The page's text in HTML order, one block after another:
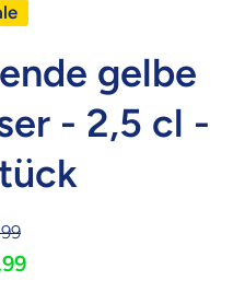
gelbe
- 2,5 cl -